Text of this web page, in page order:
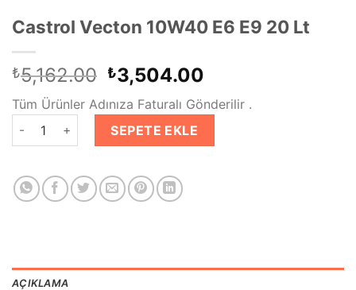
Castrol Vecton 10W40 E6 E9 20 Lt
₺5,162.00 Orijinal
fiyat:
₺5,162.00.
₺3,504.00
fiyat:
Tüm Ürünler Adınıza Faturalı Gönderilir .
Castrol Vecton 10W40 E6 E9 20 Lt adet
SEPETE EKLE
AÇIKLAMA